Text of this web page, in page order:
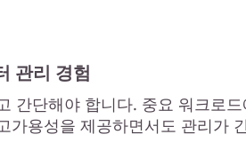
관리 경험
간단해야 합니다. 중요 워크로
가용성을 제공하면서도 관리가